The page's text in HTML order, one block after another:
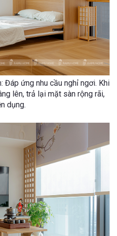
Đáp ứng nhu cầu nghỉ ngơi. Khi
lên, trả lại mặt sàn rộng rãi,
dụng.